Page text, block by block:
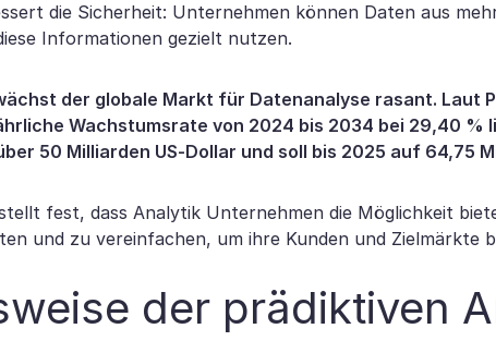
die Sicherheit: Unternehmen können Daten aus
Informationen gezielt nutzen.
der globale Markt für Datenanalyse rasant. Laut
Wachstumsrate von 2024 bis 2034 bei 29,40 %
50 Milliarden US-Dollar und soll bis 2025 auf 64,75
fest, dass Analytik Unternehmen die Möglichkeit
und zu vereinfachen, um ihre Kunden und Zielmärkte
der prädiktiven